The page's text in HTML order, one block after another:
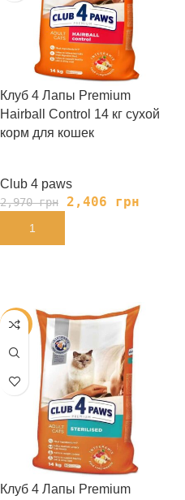
Клуб 4 Лапы Premium
Hairball Control 14 кг сухой
корм для кошек
Club 4 paws
2,970грн 2,406 грн
В КОРЗИНУ
-25%
Клуб 4 Лапы Premium